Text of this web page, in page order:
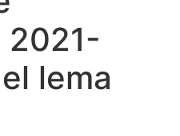
2021-
lema